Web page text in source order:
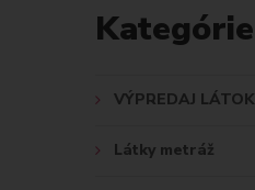
D
Ť
:
Kategórie
VÝPREDAJ LÁTOK
Látky metráž